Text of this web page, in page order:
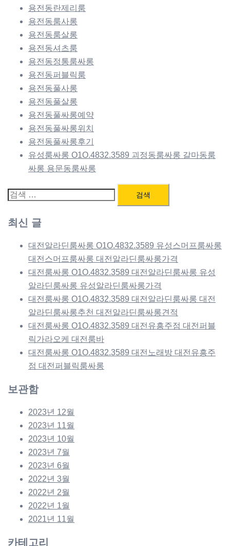
용전동란제리룸
용전동룸사롱
용전동룸살롱
용전동셔츠룸
용전동정통룸싸롱
용전동퍼블릭룸
용전동풀사롱
용전동풀살롱
용전동풀싸롱예약
용전동풀싸롱위치
용전동풀싸롱후기
유성룸싸롱 O1O.4832.3589 괴정동룸싸롱 갈마동룸
싸롱 용문동룸싸롱
검
최신 글
대전알라딘룸싸롱 O1O.4832.3589 유성스머프룸싸롱
대전스머프룸싸롱 대전알라딘룸싸롱가격
대전룸싸롱 O1O.4832.3589 대전알라딘룸싸롱 유성
알라딘룸싸롱 유성알라딘룸싸롱가격
대전룸싸롱 O1O.4832.3589 대전알라딘룸싸롱 대전
알라딘룸싸롱추천 대전알라딘룸싸롱견적
대전룸싸롱 O1O.4832.3589 대전유흥주점 대전퍼블
릭가라오케 대전룸바
대전룸싸롱 O1O.4832.3589 대전노래방 대전유흥주
점 대전퍼블릭룸싸롱
보관함
2023년 12월
2023년 11월
2023년 10월
2023년 7월
2023년 6월
2022년 3월
2022년 2월
2022년 1월
2021년 11월
카테고리